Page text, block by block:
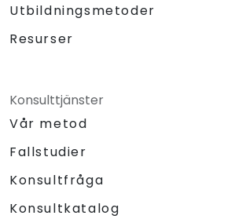
Utbildningsmetoder
Resurser
Konsulttjänster
Vår metod
Fallstudier
Konsultfråga
Konsultkatalog